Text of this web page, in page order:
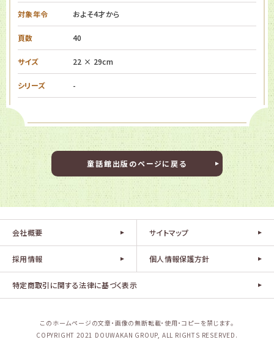
対象年令 およそ4才から
頁数 40
サイズ 22 × 29cm
シリーズ -
童話館出版のページに戻る
会社概要 サイトマップ
採用情報 個人情報保護方針
特定商取引に関する法律に基づく表示
このホームページの文章・画像の無断転載・使用・コピーを禁じます。
COPYRIGHT 2021 DOUWAKAN GROUP, ALL RIGHTS RESERVED.